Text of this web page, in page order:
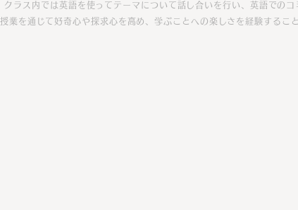
クラス内では英語を使ってテーマについて話し合いを行い、英語でのコ
授業を通じて好奇心や探求心を高め、学ぶことへの楽しさを経験するこ